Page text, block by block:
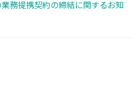
務提携契約の締結に関するお知